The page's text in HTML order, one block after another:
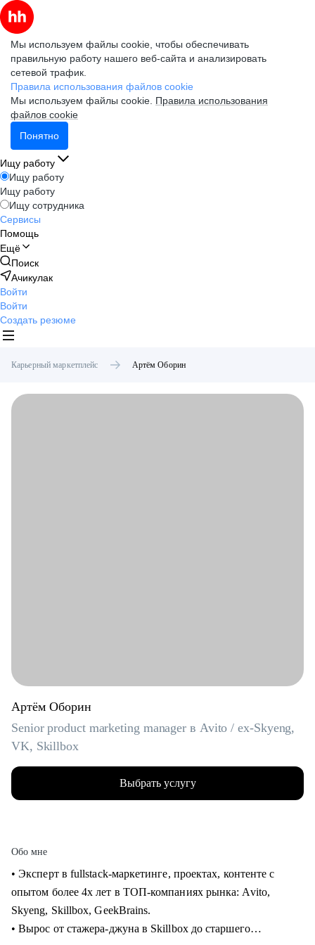
Мы используем файлы cookie, чтобы обеспечивать
правильную работу нашего веб-сайта и анализировать
сетевой трафик.
Правила использования файлов cookie
Мы используем файлы cookie. Правила использования
файлов cookie
Понятно
Ищу работу
Ищу работу
Ищу работу
Ищу сотрудника
Сервисы
Помощь
Ещё
Поиск
Ачикулак
Войти
Войти
Создать резюме
Карьерный маркетплейс Артём Оборин
Артём Оборин
Senior product marketing manager в Avito / ex-Skyeng,
VK, Skillbox
Выбрать услугу
Обо мне
• Эксперт в fullstack-маркетинге, проектах, контенте с
опытом более 4х лет в ТОП-компаниях рынка: Avito,
Skyeng, Skillbox, GeekBrains.
• Вырос от стажера-джуна в Skillbox до старшего